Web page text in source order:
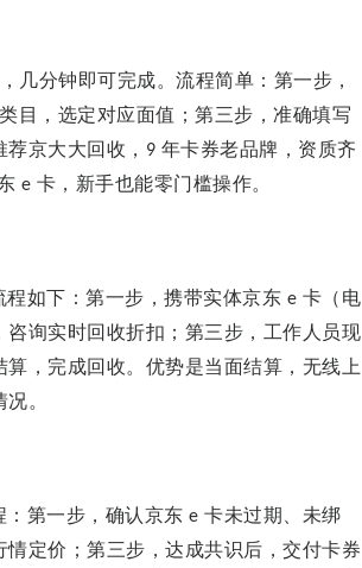
几分钟即可完成。流程简单：第一步，
目，选定对应面值；第三步，准确填写
京大大回收， 9 年卡券老品牌，资质齐
e 卡，新手也能零门槛操作。
如下：第一步，携带实体京东 e 卡（电
询实时回收折扣；第三步，工作人员现
，完成回收。优势是当面结算，无线上
。
第一步，确认京东 e 卡未过期、未绑
定价；第三步，达成共识后，交付卡券